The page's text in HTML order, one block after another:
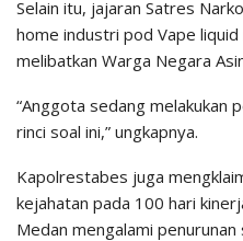
Selain itu, jajaran Satres
home industri pod Vape
melibatkan Warga Negara
“Anggota sedang melakukan
rinci soal ini,” ungkapnya.
Kapolrestabes juga
kejahatan pada 100 hari
Medan mengalami